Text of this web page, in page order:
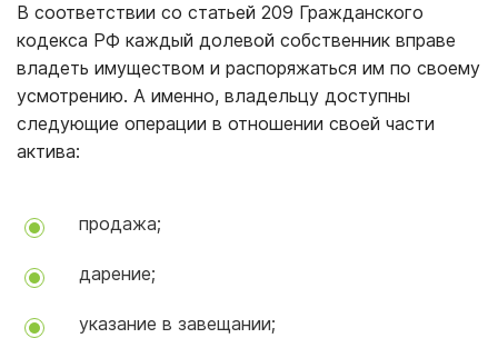
В соответствии со статьей 209 Гражданского
кодекса РФ каждый долевой собственник вправе
владеть имуществом и распоряжаться им по своему
усмотрению. А именно, владельцу доступны
следующие операции в отношении своей части
актива:
продажа;
дарение;
указание в завещании;